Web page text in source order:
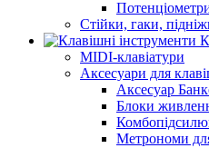
Стійки, гаки,
MIDI-клавіатури
Аксесуари для
Аксесуар
Блоки
Метрономи